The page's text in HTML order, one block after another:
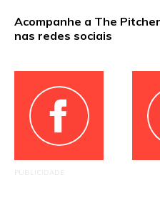
Acompanhe a The
nas redes sociais
PUBLICIDADE